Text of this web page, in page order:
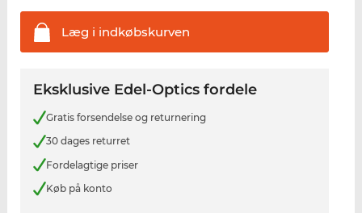
Læg i indkøbskurven
Eksklusive Edel-Optics fordele
Gratis forsendelse og returnering
30 dages returret
Fordelagtige priser
Køb på konto